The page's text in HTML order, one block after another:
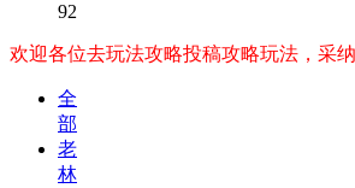
92
欢迎各位去玩法攻略投稿攻略玩法，采
全
部
老
林